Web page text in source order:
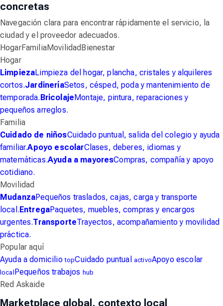
concretas
Navegación clara para encontrar rápidamente el servicio, la
ciudad y el proveedor adecuados.
HogarFamiliaMovilidadBienestar
Hogar
LimpiezaLimpieza del hogar, plancha, cristales y alquileres
cortos.JardineríaSetos, césped, poda y mantenimiento de
temporada.BricolajeMontaje, pintura, reparaciones y
pequeños arreglos.
Familia
Cuidado de niñosCuidado puntual, salida del colegio y ayuda
familiar.Apoyo escolarClases, deberes, idiomas y
matemáticas.Ayuda a mayoresCompras, compañía y apoyo
cotidiano.
Movilidad
MudanzaPequeños traslados, cajas, carga y transporte
local.EntregaPaquetes, muebles, compras y encargos
urgentes.TransporteTrayectos, acompañamiento y movilidad
práctica.
Popular aquí
Ayuda a domiciliotopCuidado puntual activoApoyo escolar
local Pequeños trabajos hub
Red Askaide
Marketplace global, contexto local